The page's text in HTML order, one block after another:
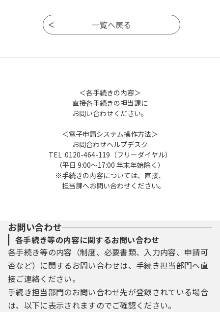
＜各手続きの内容＞
直接各手続きの担当課に
お問い合わせください。
＜電子申請システム操作方法＞
お問合わせヘルプデスク
TEL :0120-464-119（フリーダイヤル）
（平日 9:00～17:00 年末年始除く）
※手続きの内容については、直接、
担当課へお問い合わせください。
お問い合わせ
各手続き等の内容に関するお問い合わせ
各手続き等の内容（制度、必要書類、入力内容、申請可
否など）に関するお問い合わせは、手続き担当部門へ直
接ご連絡ください。
手続き担当部門のお問い合わせ先が登録されている場合
は、以下に表示されますのでご確認ください。